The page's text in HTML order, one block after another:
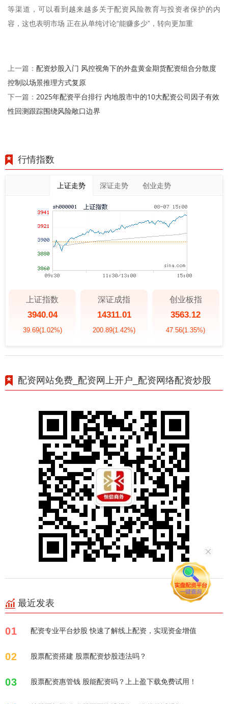
等渠道，可以看到越来越多关于配资风险教育与投资者保护的内
容，这也表明市场 正在从单纯讨论“能赚多少”，转向更加重
上一篇： 配资炒股入门 风控视角下的外盘黄金期货配资组合分散度
控制以场景推理方式复原
下一篇： 2025年配资平台排行 内地股市中的10大配资公司因子有效
性回测跟踪围绕风险敞口边界
行情指数
上证走势 深证走势 创业走势
上证指数
3940.04
39.69(1.02%)
深证成指
14311.01
200.89(1.42%)
创业板指
3563.12
47.56(1.35%)
配资网站免费_配资网上开户_配资网络配资炒股
最近发表
01 配资专业平台炒股 快速了解线上配资，实现资金增值
02 股票配资搭建 股票配资炒股违法吗？
03 股票配资惠管钱 股能配资吗？上上盈下载免费试用！